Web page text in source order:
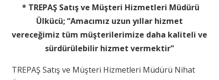
* TREPAŞ Satış ve Müşteri Hizmetleri Müdürü
Ülkücü; “Amacımız uzun yıllar hizmet
vereceğimiz tüm müşterilerimize daha kaliteli ve
sürdürülebilir hizmet vermektir”
TREPAŞ Satış ve Müşteri Hizmetleri Müdürü Nihat